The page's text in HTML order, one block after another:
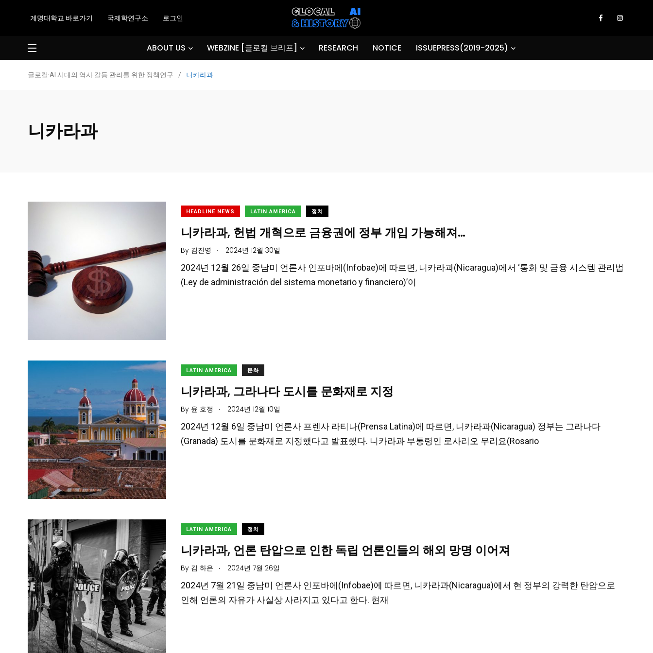
계명대학교 바로가기 국제학연구소 로그인
ABOUT US WEBZINE [글로컬 브리프] RESEARCH NOTICE ISSUEPRESS(2019-2025)
글로컬·AI 시대의 역사 갈등 관리를 위한 정책연구 / 니카라과
니카라과
HEADLINE NEWS LATIN AMERICA 정치
니카라과, 헌법 개혁으로 금융권에 정부 개입 가능해져…
By 김진영 . 2024년 12월 30일
2024년 12월 26일 중남미 언론사 인포바에(Infobae)에 따르면, 니카라과(Nicaragua)에서 ‘통화 및 금융 시스템 관리법
(Ley de administración del sistema monetario y financiero)’이
LATIN AMERICA 문화
니카라과, 그라나다 도시를 문화재로 지정
By 윤 호정 . 2024년 12월 10일
2024년 12월 6일 중남미 언론사 프렌사 라티나(Prensa Latina)에 따르면, 니카라과(Nicaragua) 정부는 그라나다
(Granada) 도시를 문화재로 지정했다고 발표했다. 니카라과 부통령인 로사리오 무리요(Rosario
LATIN AMERICA 정치
니카라과, 언론 탄압으로 인한 독립 언론인들의 해외 망명 이어져
By 김 하은 . 2024년 7월 26일
2024년 7월 21일 중남미 언론사 인포바에(Infobae)에 따르면, 니카라과(Nicaragua)에서 현 정부의 강력한 탄압으로
인해 언론의 자유가 사실상 사라지고 있다고 한다. 현재